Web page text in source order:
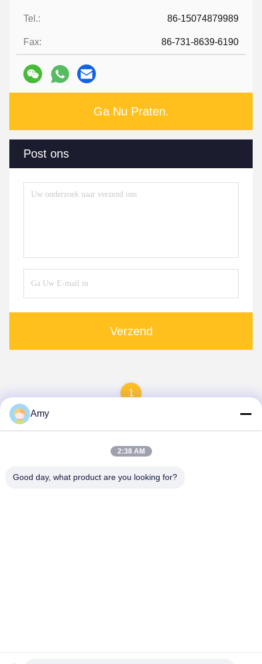
Tel.: 86-15074879989
Fax: 86-731-8639-6190
Ga Nu Praten.
Post ons
Verzend
1
Amy
2:38 AM
Good day, what product are you looking for?